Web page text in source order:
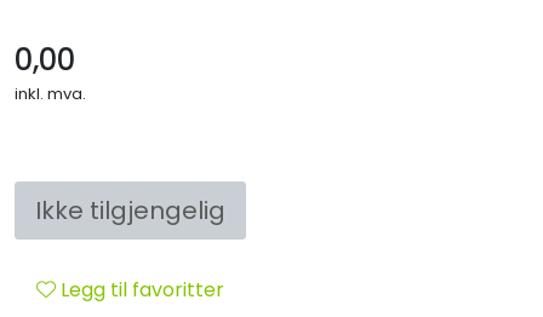
0,00
inkl. mva.
Ikke tilgjengelig
Legg til favoritter